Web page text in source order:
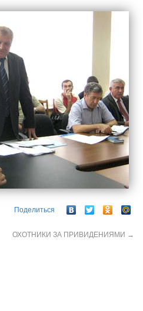
Поделиться
ОХОТНИКИ ЗА ПРИВИДЕНИЯМИ →